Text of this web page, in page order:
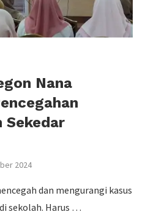
Nana
Sekedar
2024
dan mengurangi kasus
sekolah. Harus …